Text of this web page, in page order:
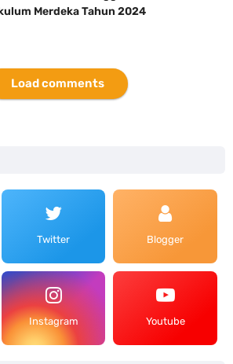
Merdeka Tahun 2024
Load comments
Twitter Blogger
Instagram Youtube